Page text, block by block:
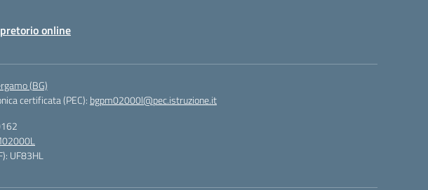
online
(BG)
certificata (PEC): bgpm02000l@pec.istruzione.it
UF83HL